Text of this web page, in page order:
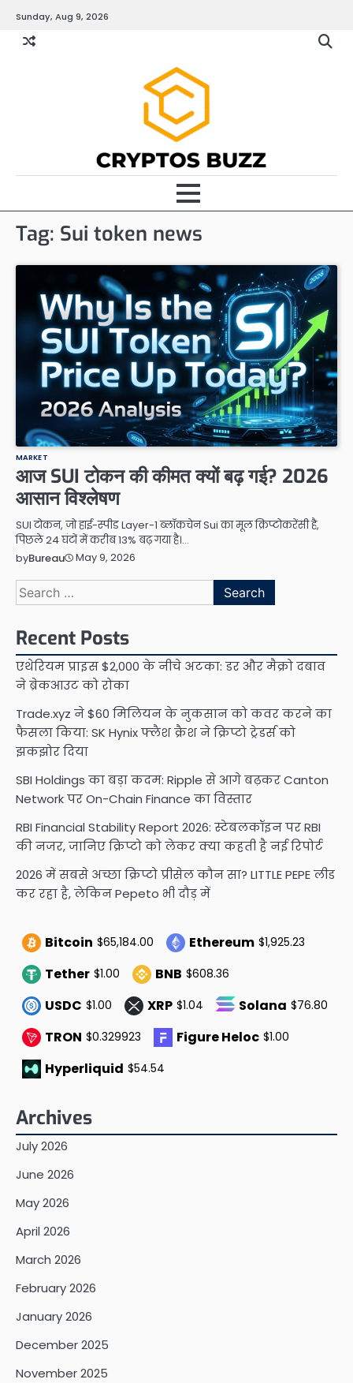
content
Sunday, Aug 9, 2026
Tag: Sui token news
MARKET
आज SUI टोकन की कीमत क्यों बढ़ गई? 2026
आसान विश्लेषण
SUI टोकन, जो हाई-स्पीड Layer-1 ब्लॉकचेन Sui का मूल क्रिप्टोकरेंसी है,
पिछले 24 घंटों में करीब 13% बढ़ गया है।…
byBureau May 9, 2026
Search
for:
Recent Posts
एथेरियम प्राइस $2,000 के नीचे अटका: डर और मैक्रो दबाव
ने ब्रेकआउट को रोका
Trade.xyz ने $60 मिलियन के नुकसान को कवर करने का
फैसला किया: SK Hynix फ्लैश क्रैश ने क्रिप्टो ट्रेडर्स को
झकझोर दिया
SBI Holdings का बड़ा कदम: Ripple से आगे बढ़कर Canton
Network पर On-Chain Finance का विस्तार
RBI Financial Stability Report 2026: स्टेबलकॉइन पर RBI
की नजर, जानिए क्रिप्टो को लेकर क्या कहती है नई रिपोर्ट
2026 में सबसे अच्छा क्रिप्टो प्रीसेल कौन सा? LITTLE PEPE लीड
कर रहा है, लेकिन Pepeto भी दौड़ में
Bitcoin $65,184.00 Ethereum $1,925.23
Tether $1.00 BNB $608.36
USDC $1.00 XRP $1.04 Solana $76.80
TRON $0.329923 Figure Heloc $1.00
Hyperliquid $54.54
Archives
July 2026
June 2026
May 2026
April 2026
March 2026
February 2026
January 2026
December 2025
November 2025